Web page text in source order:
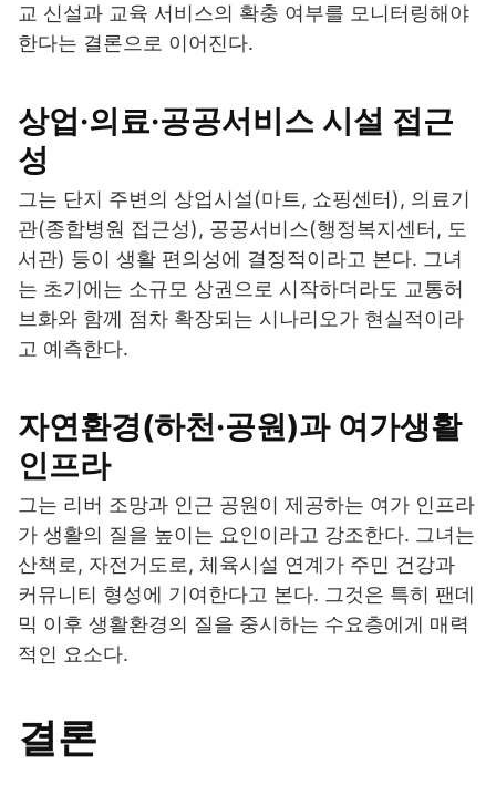
교 신설과 교육 서비스의 확충 여부를 모니터링해야
한다는 결론으로 이어진다.
상업·의료·공공서비스 시설 접근
성
그는 단지 주변의 상업시설(마트, 쇼핑센터), 의료기
관(종합병원 접근성), 공공서비스(행정복지센터, 도
서관) 등이 생활 편의성에 결정적이라고 본다. 그녀
는 초기에는 소규모 상권으로 시작하더라도 교통허
브화와 함께 점차 확장되는 시나리오가 현실적이라
고 예측한다.
자연환경(하천·공원)과 여가생활
인프라
그는 리버 조망과 인근 공원이 제공하는 여가 인프라
가 생활의 질을 높이는 요인이라고 강조한다. 그녀는
산책로, 자전거도로, 체육시설 연계가 주민 건강과
커뮤니티 형성에 기여한다고 본다. 그것은 특히 팬데
믹 이후 생활환경의 질을 중시하는 수요층에게 매력
적인 요소다.
결론